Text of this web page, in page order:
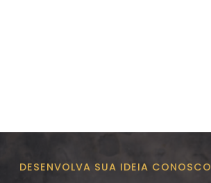
DESENVOLVA SUA IDEIA CONOSCO